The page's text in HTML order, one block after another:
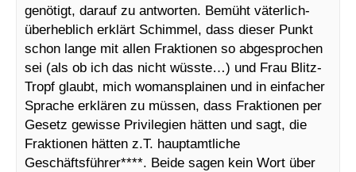
genötigt, darauf zu antworten. Bemüht väterlich-
überheblich erklärt Schimmel, dass dieser Punkt
schon lange mit allen Fraktionen so abgesprochen
sei (als ob ich das nicht wüsste…) und Frau Blitz-
Tropf glaubt, mich womansplainen und in einfacher
Sprache erklären zu müssen, dass Fraktionen per
Gesetz gewisse Privilegien hätten und sagt, die
Fraktionen hätten z.T. hauptamtliche
Geschäftsführer****. Beide sagen kein Wort über